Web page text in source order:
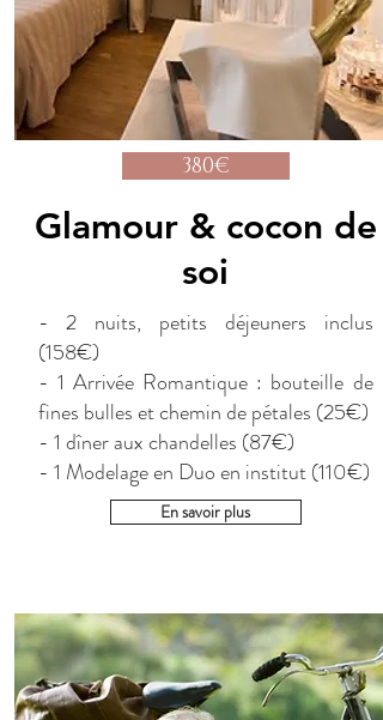
380€
Glamour & cocon de
soi
- 2 nuits, petits déjeuners inclus
(158€)
- 1 Arrivée Romantique : bouteille de
fines bulles et chemin de pétales (25€)
- 1 dîner aux chandelles (87€)
- 1 Modelage en Duo en institut (110€)
En savoir plus